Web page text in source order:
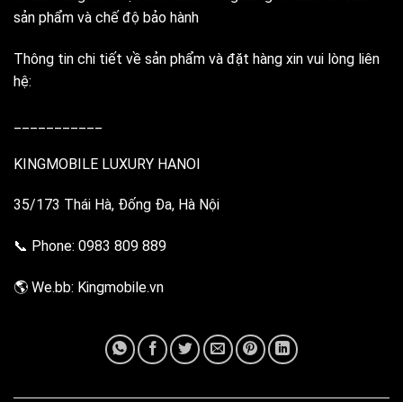
sản phẩm và chế độ bảo hành
Thông tin chi tiết về sản phẩm và đặt hàng xin vui lòng liên
hệ:
KINGMOBILE LUXURY HANOI
35/173 Thái Hà, Đống Đa, Hà Nội
📞 Phone: 0983 809 889
🌎 We.bb: Kingmobile.vn